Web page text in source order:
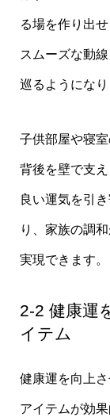
る場を作り出
スムーズな動
巡るようになり
子供部屋や寝
背後を壁で支
良い運気を引
り、家族の調
実現できます。
2-2 健康運
イテム
健康運を向上
アイテムが効